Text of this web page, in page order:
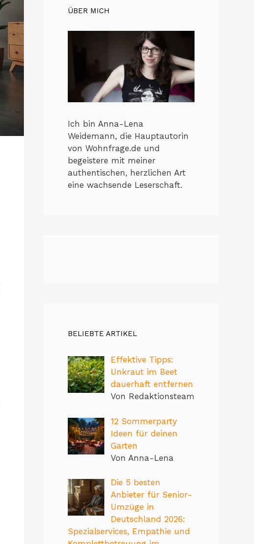
ÜBER MICH
Ich bin Anna-Lena
Weidemann, die Hauptautorin
von Wohnfrage.de und
begeistere mit meiner
authentischen, herzlichen Art
eine wachsende Leserschaft.
BELIEBTE ARTIKEL
Effektive Tipps:
Unkraut im Beet
dauerhaft entfernen
Von Redaktionsteam
12 Sommerparty
Ideen für deinen
Garten
Von Anna-Lena
Die 5 besten
Anbieter für Senior-
Umzüge in
Deutschland 2026:
Spezialservices, Empathie und